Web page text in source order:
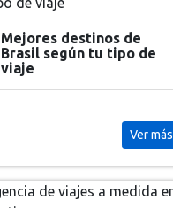
Mejores destinos de
Brasil según tu tipo de
viaje
Ver más